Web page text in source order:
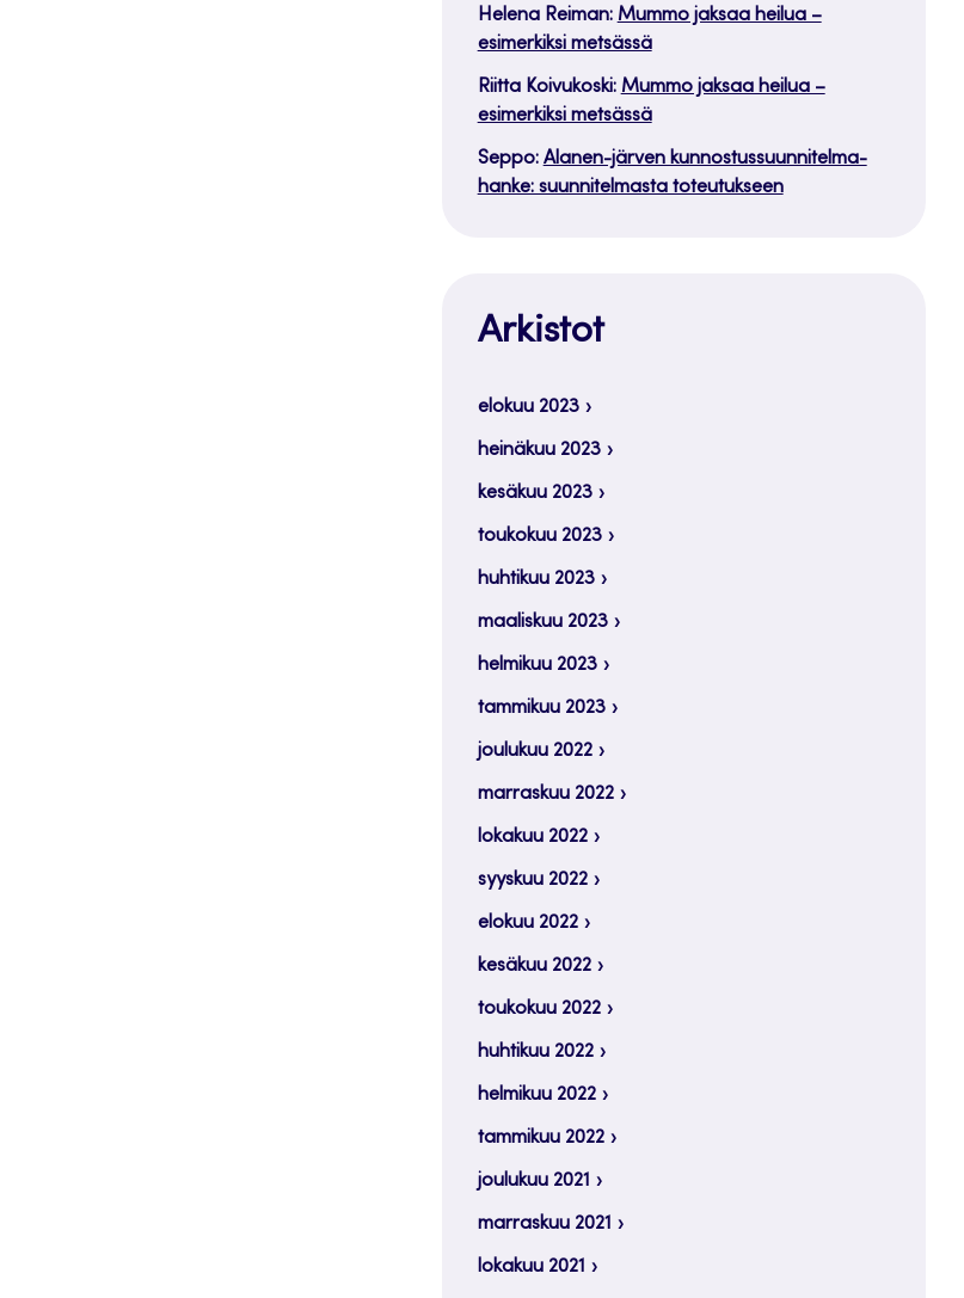
Helena Reiman: Mummo jaksaa heilua –
esimerkiksi metsässä
Riitta Koivukoski: Mummo jaksaa heilua –
esimerkiksi metsässä
Seppo: Alanen-järven kunnostussuunnitelma-
hanke: suunnitelmasta toteutukseen
Arkistot
elokuu 2023
heinäkuu 2023
kesäkuu 2023
toukokuu 2023
huhtikuu 2023
maaliskuu 2023
helmikuu 2023
tammikuu 2023
joulukuu 2022
marraskuu 2022
lokakuu 2022
syyskuu 2022
elokuu 2022
kesäkuu 2022
toukokuu 2022
huhtikuu 2022
helmikuu 2022
tammikuu 2022
joulukuu 2021
marraskuu 2021
lokakuu 2021